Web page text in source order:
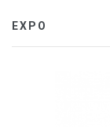
EXPO